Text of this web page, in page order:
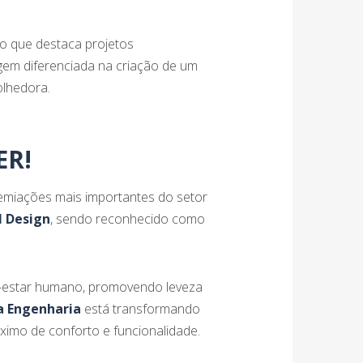
que destaca projetos
diferenciada na criação de um
mais importantes do setor
Design, sendo reconhecido como
humano, promovendo leveza
Engenharia está transformando
de conforto e funcionalidade.